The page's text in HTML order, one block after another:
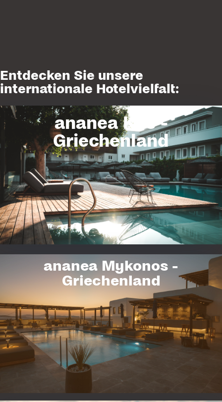
Entdecken Sie unsere
internationale Hotelvielfalt:
ananea Kos -
Griechenland
ananea Kos
Tauchen Sie ein in unser modernes Lifestyle-Hotel für Gäste ab 16
Jahren, zentral in Tikagi gelegen. Erleben Sie außergewöhnliche
Architektur mit Naturmaterialien und Holz. Entspannen Sie in Lounges
mit DJ-Musik, genießen Sie lokale Speisen und Getränke und
entdecken Sie unser neues, stylisches Beach Restaurant.
ZUM HOTEL
ananea Mykonos -
Griechenland
ananea Mykonos
Ab Sommer 2026: Modern, familienfreundlich & gelegen in einer tollen
Bucht im Nordosten von Kreta. 360 komfortable Zimmer inkl. Swim-Up
Suiten, ein großes kulinarisches Angebot, Kids Club & Activity Park, 2
Pools, Wellness Center, Fitness Area sowie Tennis- und Padelplätze
runden das vielfältige Angebot ab.
ZUM HOTEL